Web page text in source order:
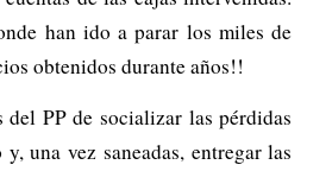
han ido a parar los miles de
obtenidos durante años!!
del PP de socializar las pérdidas
una vez saneadas, entregar las